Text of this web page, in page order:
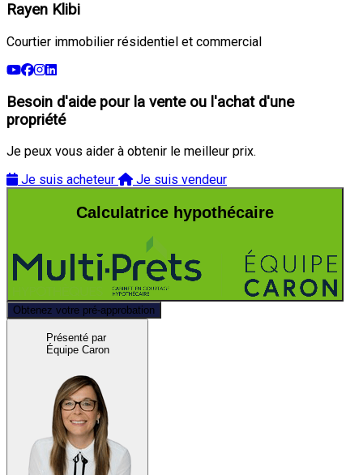
Rayen Klibi
Courtier immobilier résidentiel et commercial
Besoin d'aide pour la vente ou l'achat d'une
propriété
Je peux vous aider à obtenir le meilleur prix.
Je suis acheteur
Je suis vendeur
Calculatrice hypothécaire
Obtenez votre pré-approbation
Présenté par
Équipe Caron